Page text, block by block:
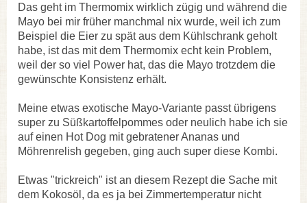
Das geht im Thermomix wirklich zügig und während die
Mayo bei mir früher manchmal nix wurde, weil ich zum
Beispiel die Eier zu spät aus dem Kühlschrank geholt
habe, ist das mit dem Thermomix echt kein Problem,
weil der so viel Power hat, das die Mayo trotzdem die
gewünschte Konsistenz erhält.
Meine etwas exotische Mayo-Variante passt übrigens
super zu Süßkartoffelpommes oder neulich habe ich sie
auf einen Hot Dog mit gebratener Ananas und
Möhrenrelish gegeben, ging auch super diese Kombi.
Etwas "trickreich" ist an diesem Rezept die Sache mit
dem Kokosöl, da es ja bei Zimmertemperatur nicht